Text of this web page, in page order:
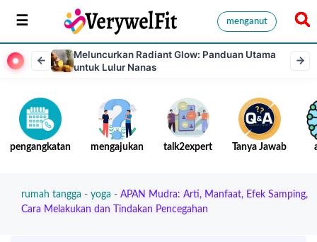
menganut
Meluncurkan Radiant Glow: Panduan Utama
untuk Lulur Nanas
pengangkatan mengajukan talk2expert Tanya Jawab
rumah tangga - yoga - APAN Mudra: Arti, Manfaat, Efek Samping,
Cara Melakukan dan Tindakan Pencegahan